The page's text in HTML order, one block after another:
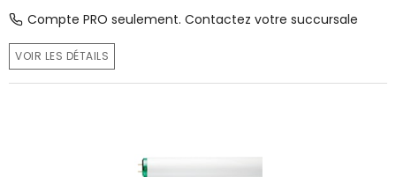
Compte PRO seulement. Contactez votre succursale
VOIR LES DÉTAILS